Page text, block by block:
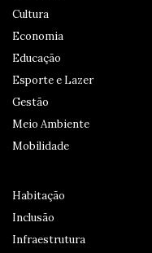
Cultura
Economia
Educação
Esporte e Lazer
Gestão
Meio Ambiente
Mobilidade
Habitação
Inclusão
Infraestrutura